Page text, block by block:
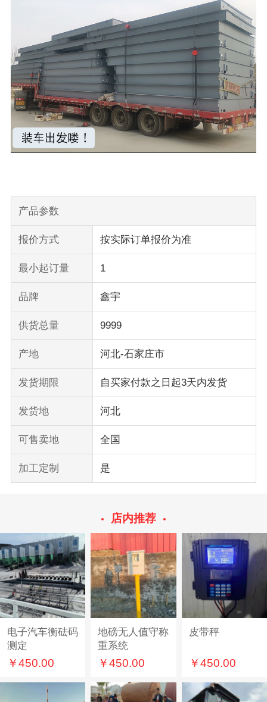
产品参数
报价方式 按实际订单报价为准
最小起订量 1
品牌 鑫宇
供货总量 9999
产地 河北-石家庄市
发货期限 自买家付款之日起3天内发货
发货地 河北
可售卖地 全国
加工定制 是
店内推荐
电子汽车衡砝码
测定
￥450.00
地磅无人值守称
重系统
￥450.00
皮带秤
￥450.00